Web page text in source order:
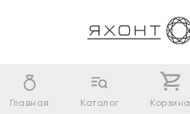
Главная Каталог Корзина